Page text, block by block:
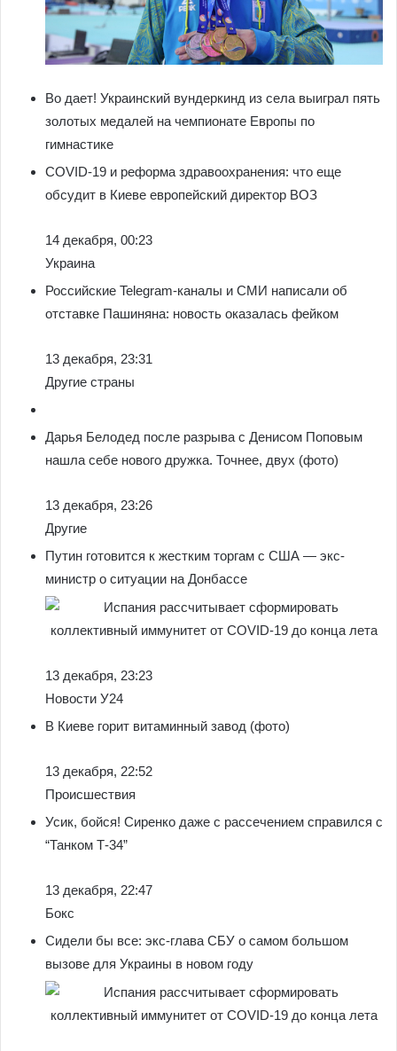
Во дает! Украинский вундеркинд из села выиграл пять
золотых медалей на чемпионате Европы по
гимнастике
COVID-19 и реформа здравоохранения: что еще
обсудит в Киеве европейский директор ВОЗ
14 декабря, 00:23
Украина
Российские Telegram-каналы и СМИ написали об
отставке Пашиняна: новость оказалась фейком
13 декабря, 23:31
Другие страны
Дарья Белодед после разрыва с Денисом Поповым
нашла себе нового дружка. Точнее, двух (фото)
13 декабря, 23:26
Другие
Путин готовится к жестким торгам с США — экс-
министр о ситуации на Донбассе
13 декабря, 23:23
Новости У24
В Киеве горит витаминный завод (фото)
13 декабря, 22:52
Происшествия
Усик, бойся! Сиренко даже с рассечением справился с
“Танком Т-34”
13 декабря, 22:47
Бокс
Сидели бы все: экс-глава СБУ о самом большом
вызове для Украины в новом году